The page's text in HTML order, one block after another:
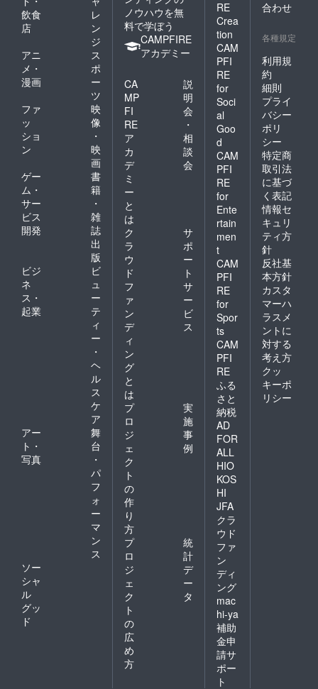
飲食
店
レ
ン
ジ
アニ
メ・
漫画
ス
ポ
ー
ツ
ファ
ッ
ショ
ン
映
像
・
映
画
ゲー
ム・
サー
ビス
開発
書
籍
・
雑
誌
出
版
ビジ
ネ
ス・
起業
ビ
ュ
ー
テ
ィ
ー
・
ヘ
ル
ス
ケ
ア
アー
ト・
写真
舞
台
・
パ
フ
ォ
ー
マ
ン
ス
ソー
シャ
ル
グッ
ド
ノウハウを無
料で学ぼう
CAMPFIRE
アカデミー
CA
MP
FI
RE
ア
カ
デ
ミ
ー
と
は
説
明
会
・
相
談
会
ク
ラ
ウ
ド
フ
ァ
ン
デ
ィ
ン
グ
と
は
サ
ポ
ー
ト
サ
ー
ビ
ス
プ
ロ
ジ
ェ
ク
ト
の
作
り
方
実
施
事
例
プ
ロ
ジ
ェ
ク
ト
の
広
め
方
統
計
デ
ー
タ
RE
Crea
tion
CAM
PFI
RE
for
Soci
al
Goo
d
CAM
PFI
RE
for
Ente
rtain
men
t
CAM
PFI
RE
for
Spor
ts
CAM
PFI
RE
ふる
さと
納税
AD
FOR
ALL
HIO
KOS
HI
JFA
クラ
ウド
ファ
ン
ディ
ング
mac
hi-ya
補助
金申
請サ
ポー
ト
合わせ
各種規定
利用規
約
細則
プライ
バシー
ポリ
シー
特定商
取引法
に基づ
く表記
情報セ
キュリ
ティ方
針
反社基
本方針
カスタ
マーハ
ラスメ
ントに
対する
考え方
クッ
キーポ
リシー